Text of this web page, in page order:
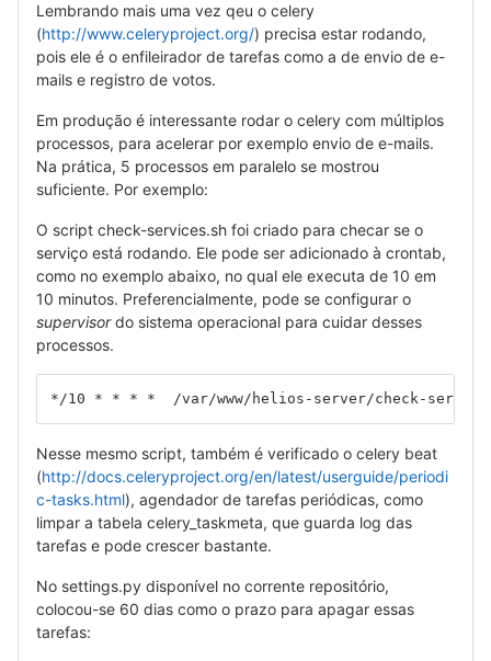
Lembrando mais uma vez qeu o celery
(http://www.celeryproject.org/) precisa estar rodando,
pois ele é o enfileirador de tarefas como a de envio de e-
mails e registro de votos.
Em produção é interessante rodar o celery com múltiplos
processos, para acelerar por exemplo envio de e-mails.
Na prática, 5 processos em paralelo se mostrou
suficiente. Por exemplo:
O script check-services.sh foi criado para checar se o
serviço está rodando. Ele pode ser adicionado à crontab,
como no exemplo abaixo, no qual ele executa de 10 em
10 minutos. Preferencialmente, pode se configurar o
supervisordo sistema operacional para cuidar desses
processos.
*/10 * * * *  /var/www/helios-server/check-
Nesse mesmo script, também é verificado o celery beat
(http://docs.celeryproject.org/en/latest/userguide/periodi
c-tasks.html), agendador de tarefas periódicas, como
limpar a tabela celery_taskmeta, que guarda log das
tarefas e pode crescer bastante.
No settings.py disponível no corrente repositório,
colocou-se 60 dias como o prazo para apagar essas
tarefas: